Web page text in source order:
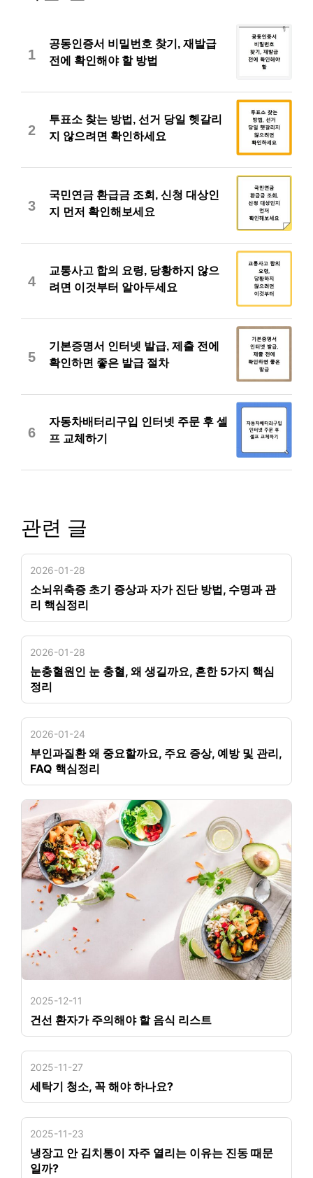
1
공동인증서 비밀번호 찾기, 재발급
전에 확인해야 할 방법
2
투표소 찾는 방법, 선거 당일 헷갈리
지 않으려면 확인하세요
3
국민연금 환급금 조회, 신청 대상인
지 먼저 확인해보세요
4
교통사고 합의 요령, 당황하지 않으
려면 이것부터 알아두세요
5
기본증명서 인터넷 발급, 제출 전에
확인하면 좋은 발급 절차
6
자동차배터리구입 인터넷 주문 후 셀
프 교체하기
관련 글
2026-01-28
소뇌위축증 초기 증상과 자가 진단 방법, 수명과 관
리 핵심정리
2026-01-28
눈충혈원인 눈 충혈, 왜 생길까요, 흔한 5가지 핵심
정리
2026-01-24
부인과질환 왜 중요할까요, 주요 증상, 예방 및 관리,
FAQ 핵심정리
2025-12-11
건선 환자가 주의해야 할 음식 리스트
2025-11-27
세탁기 청소, 꼭 해야 하나요?
2025-11-23
냉장고 안 김치통이 자주 열리는 이유는 진동 때문
일까?